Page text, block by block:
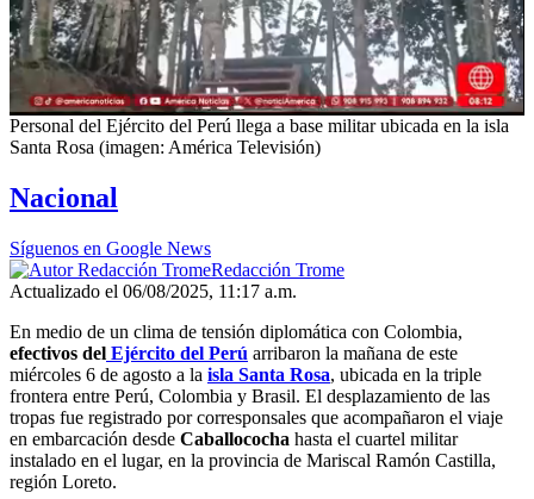
Personal del Ejército del Perú llega a base militar ubicada en la isla
Santa Rosa (imagen: América Televisión)
Nacional
Síguenos en Google News
Redacción Trome
Actualizado el 06/08/2025, 11:17 a.m.
En medio de un clima de tensión diplomática con Colombia,
efectivos del Ejército del Perú arribaron la mañana de este
miércoles 6 de agosto a la isla Santa Rosa, ubicada en la triple
frontera entre Perú, Colombia y Brasil. El desplazamiento de las
tropas fue registrado por corresponsales que acompañaron el viaje
en embarcación desde Caballococha hasta el cuartel militar
instalado en el lugar, en la provincia de Mariscal Ramón Castilla,
región Loreto.